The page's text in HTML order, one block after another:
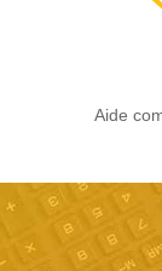
Aide